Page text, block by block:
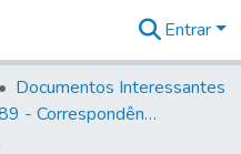
Entrar
Documentos Interessantes
Volume 89 - Correspondência do então Governador e Capitão General de São Paulo, Antonio Manoel de Mello Castro (1797-1802)